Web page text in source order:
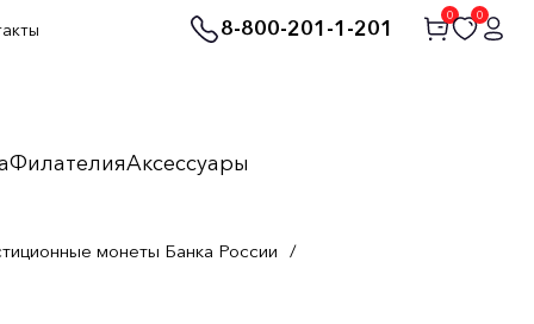
8-800-201-1-201
0 0
ФилателияАксессуары
монеты Банка России /